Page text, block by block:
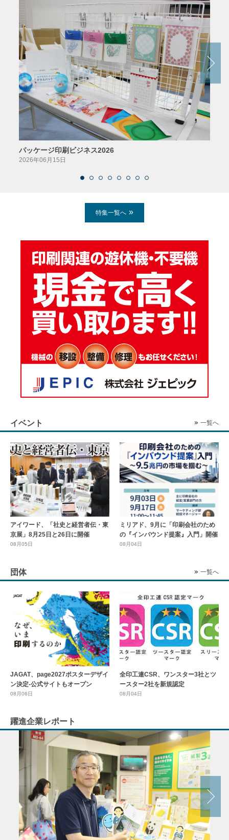
パッケージ印刷ビジネス2026
2026年06月15日
特集一覧へ
イベント 一覧へ
アイワード、「社史と経営者伝・東
京展」8月25日と26日に開催
08月05日
ミリアド、9月に「印刷会社のため
の『インバウンド提案』入門」開催
08月04日
団体 一覧へ
JAGAT、page2027ポスターデザイ
ン決定-公式サイトもオープン
08月06日
全印工連CSR、ワンスター3社とツ
ースター2社を新規認定
08月04日
躍進企業レポート